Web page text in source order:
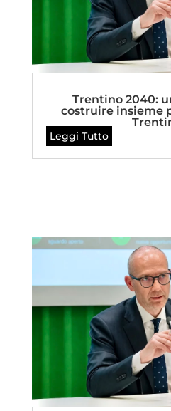
Trentino 2040:
costruire insieme
Leggi Tutto